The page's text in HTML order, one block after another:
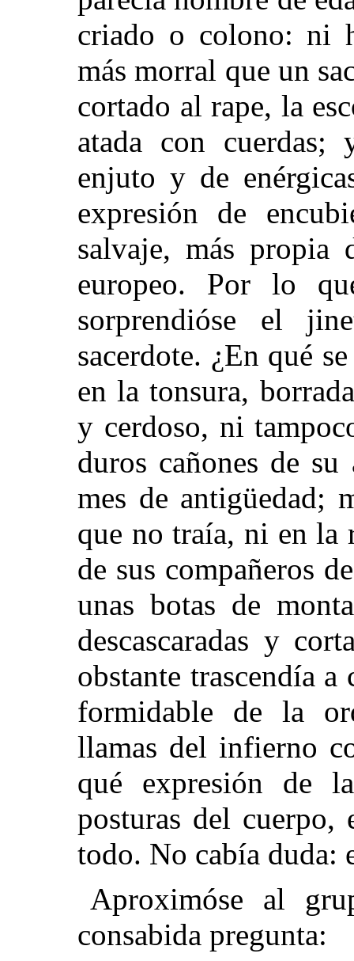
criado o colono: ni
más morral que un
cortado al rape, la
atada con
enjuto y de
expresión de
salvaje, más
europeo. Por lo
sorprendióse el
sacerdote. ¿En qué
en la tonsura,
y cerdoso, ni
duros cañones de
mes de antigüedad;
que no traía, ni en la
de sus compañeros
unas botas de
descascaradas y
obstante trascendía
formidable de la
llamas del infierno
qué expresión de
posturas del cuerpo,
todo. No cabía duda:
Aproximóse al
consabida pregunta: